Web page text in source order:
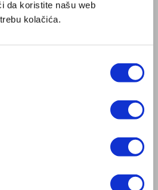
da koristite našu web
kolačića.
medicinskih proizvoda
plaćanja